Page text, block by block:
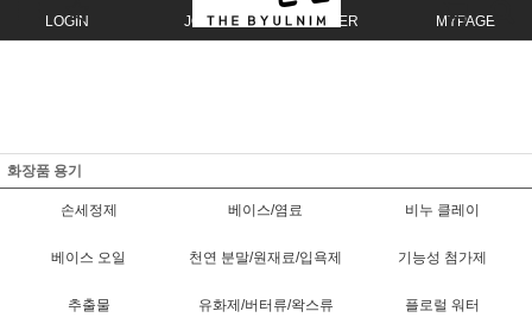
LOGIN JOIN ORDER MYPAGE
화장품 용기
손세정제 베이스/염료 비누 클레이
베이스 오일 천연 분말/원재료/입욕제 기능성 첨가제
추출물 유화제/버터류/왁스류 플로럴 워터